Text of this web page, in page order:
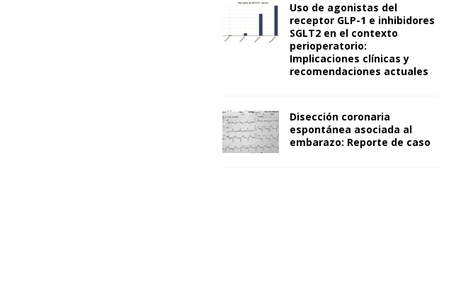
Uso de agonistas del
receptor GLP-1 e inhibidores
SGLT2 en el contexto
perioperatorio:
Implicaciones clínicas y
recomendaciones actuales
Disección coronaria
espontánea asociada al
embarazo: Reporte de caso